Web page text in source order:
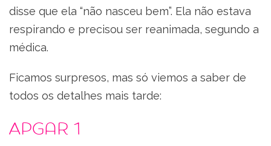
disse que ela “não nasceu bem”. Ela não estava
respirando e precisou ser reanimada, segundo a
médica.
Ficamos surpresos, mas só viemos a saber de
todos os detalhes mais tarde:
Apgar 1